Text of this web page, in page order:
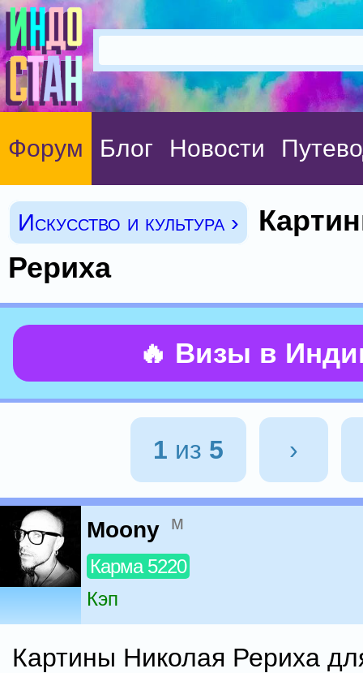
Форум Блог Новости
Искусство и культура ›
Рериха
🔥 Визы в
1 из 5 ›
Moony м
Карма 5220
Кэп
Картины Николая Рериха